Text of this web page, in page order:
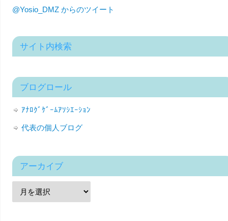
@Yosio_DMZ からのツイート
サイト内検索
ブログロール
ｱﾅﾛｸﾞｹﾞｰﾑｱｿｼｴｰｼｮﾝ
代表の個人ブログ
アーカイブ